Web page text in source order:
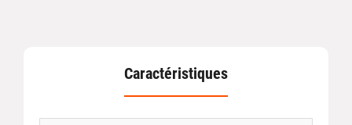
Caractéristiques